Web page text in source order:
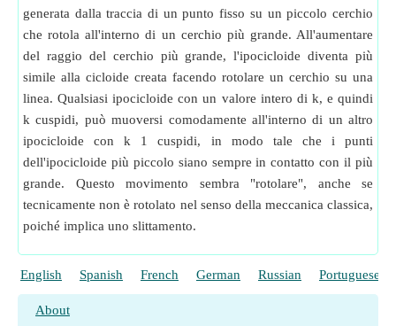
generata dalla traccia di un punto fisso su un piccolo cerchio
che rotola all'interno di un cerchio più grande. All'aumentare
del raggio del cerchio più grande, l'ipocicloide diventa più
simile alla cicloide creata facendo rotolare un cerchio su una
linea. Qualsiasi ipocicloide con un valore intero di k, e quindi
k cuspidi, può muoversi comodamente all'interno di un altro
ipocicloide con k 1 cuspidi, in modo tale che i punti
dell'ipocicloide più piccolo siano sempre in contatto con il più
grande. Questo movimento sembra "rotolare", anche se
tecnicamente non è rotolato nel senso della meccanica classica,
poiché implica uno slittamento.
English Spanish French German Russian Portuguese
About